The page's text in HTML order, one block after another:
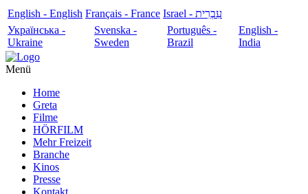
English - English Français - France
עִבְרִית - Israel
Українська -
Ukraine
Svenska -
Sweden
Português -
Brazil
English -
India
Menü
Home
Greta
Filme
HÖRFILM
Mehr Freizeit
Branche
Kinos
Presse
Kontakt